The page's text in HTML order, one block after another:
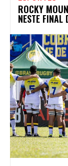
ROCKY
NESTE FINAL